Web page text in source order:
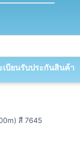
เบียนรับประกันสินค้า
สี 7645